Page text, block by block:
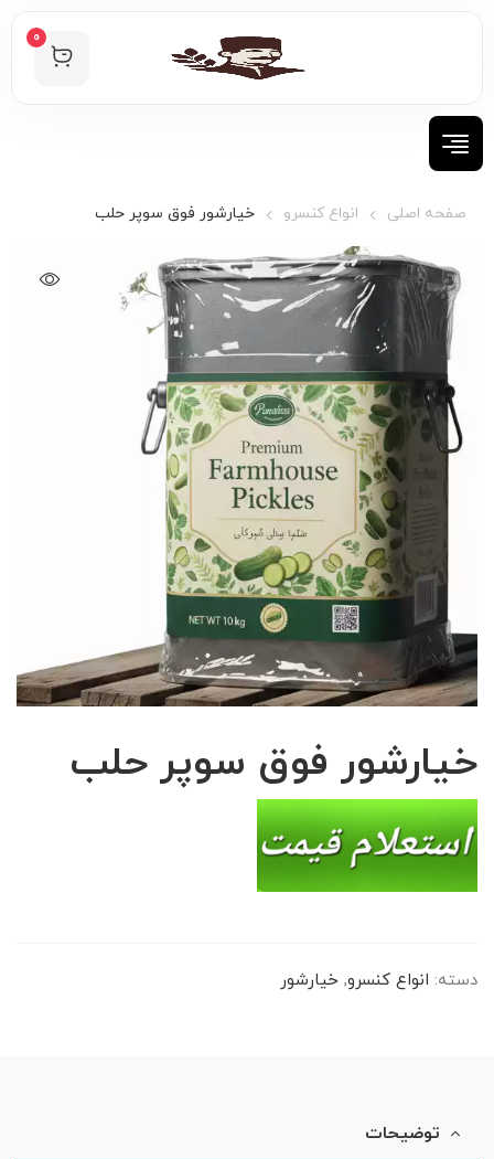
0
صفحه اصلی انواع کنسرو خیارشور فوق سوپر حلب
خیارشور فوق سوپر حلب
دسته: انواع کنسرو, خیارشور
توضیحات